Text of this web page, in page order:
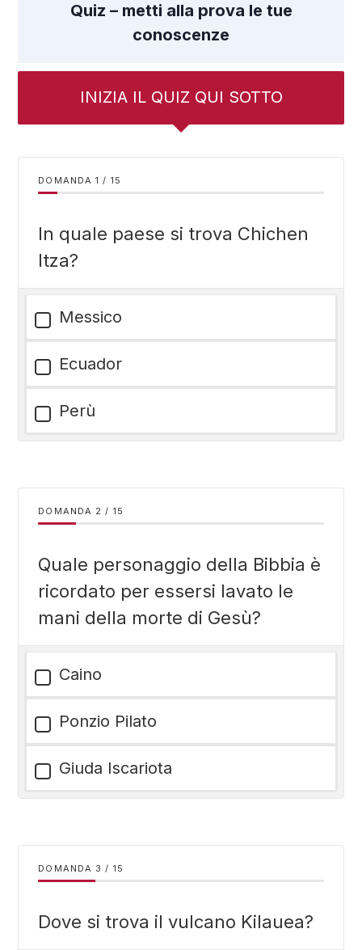
Quiz – metti alla prova le tue
conoscenze
INIZIA IL QUIZ QUI SOTTO
DOMANDA / 15
In quale paese si trova Chichen
Itza?
Messico
Ecuador
Perù
DOMANDA / 15
Quale personaggio della Bibbia è
ricordato per essersi lavato le
mani della morte di Gesù?
Caino
Ponzio Pilato
Giuda Iscariota
DOMANDA / 15
Dove si trova il vulcano Kilauea?